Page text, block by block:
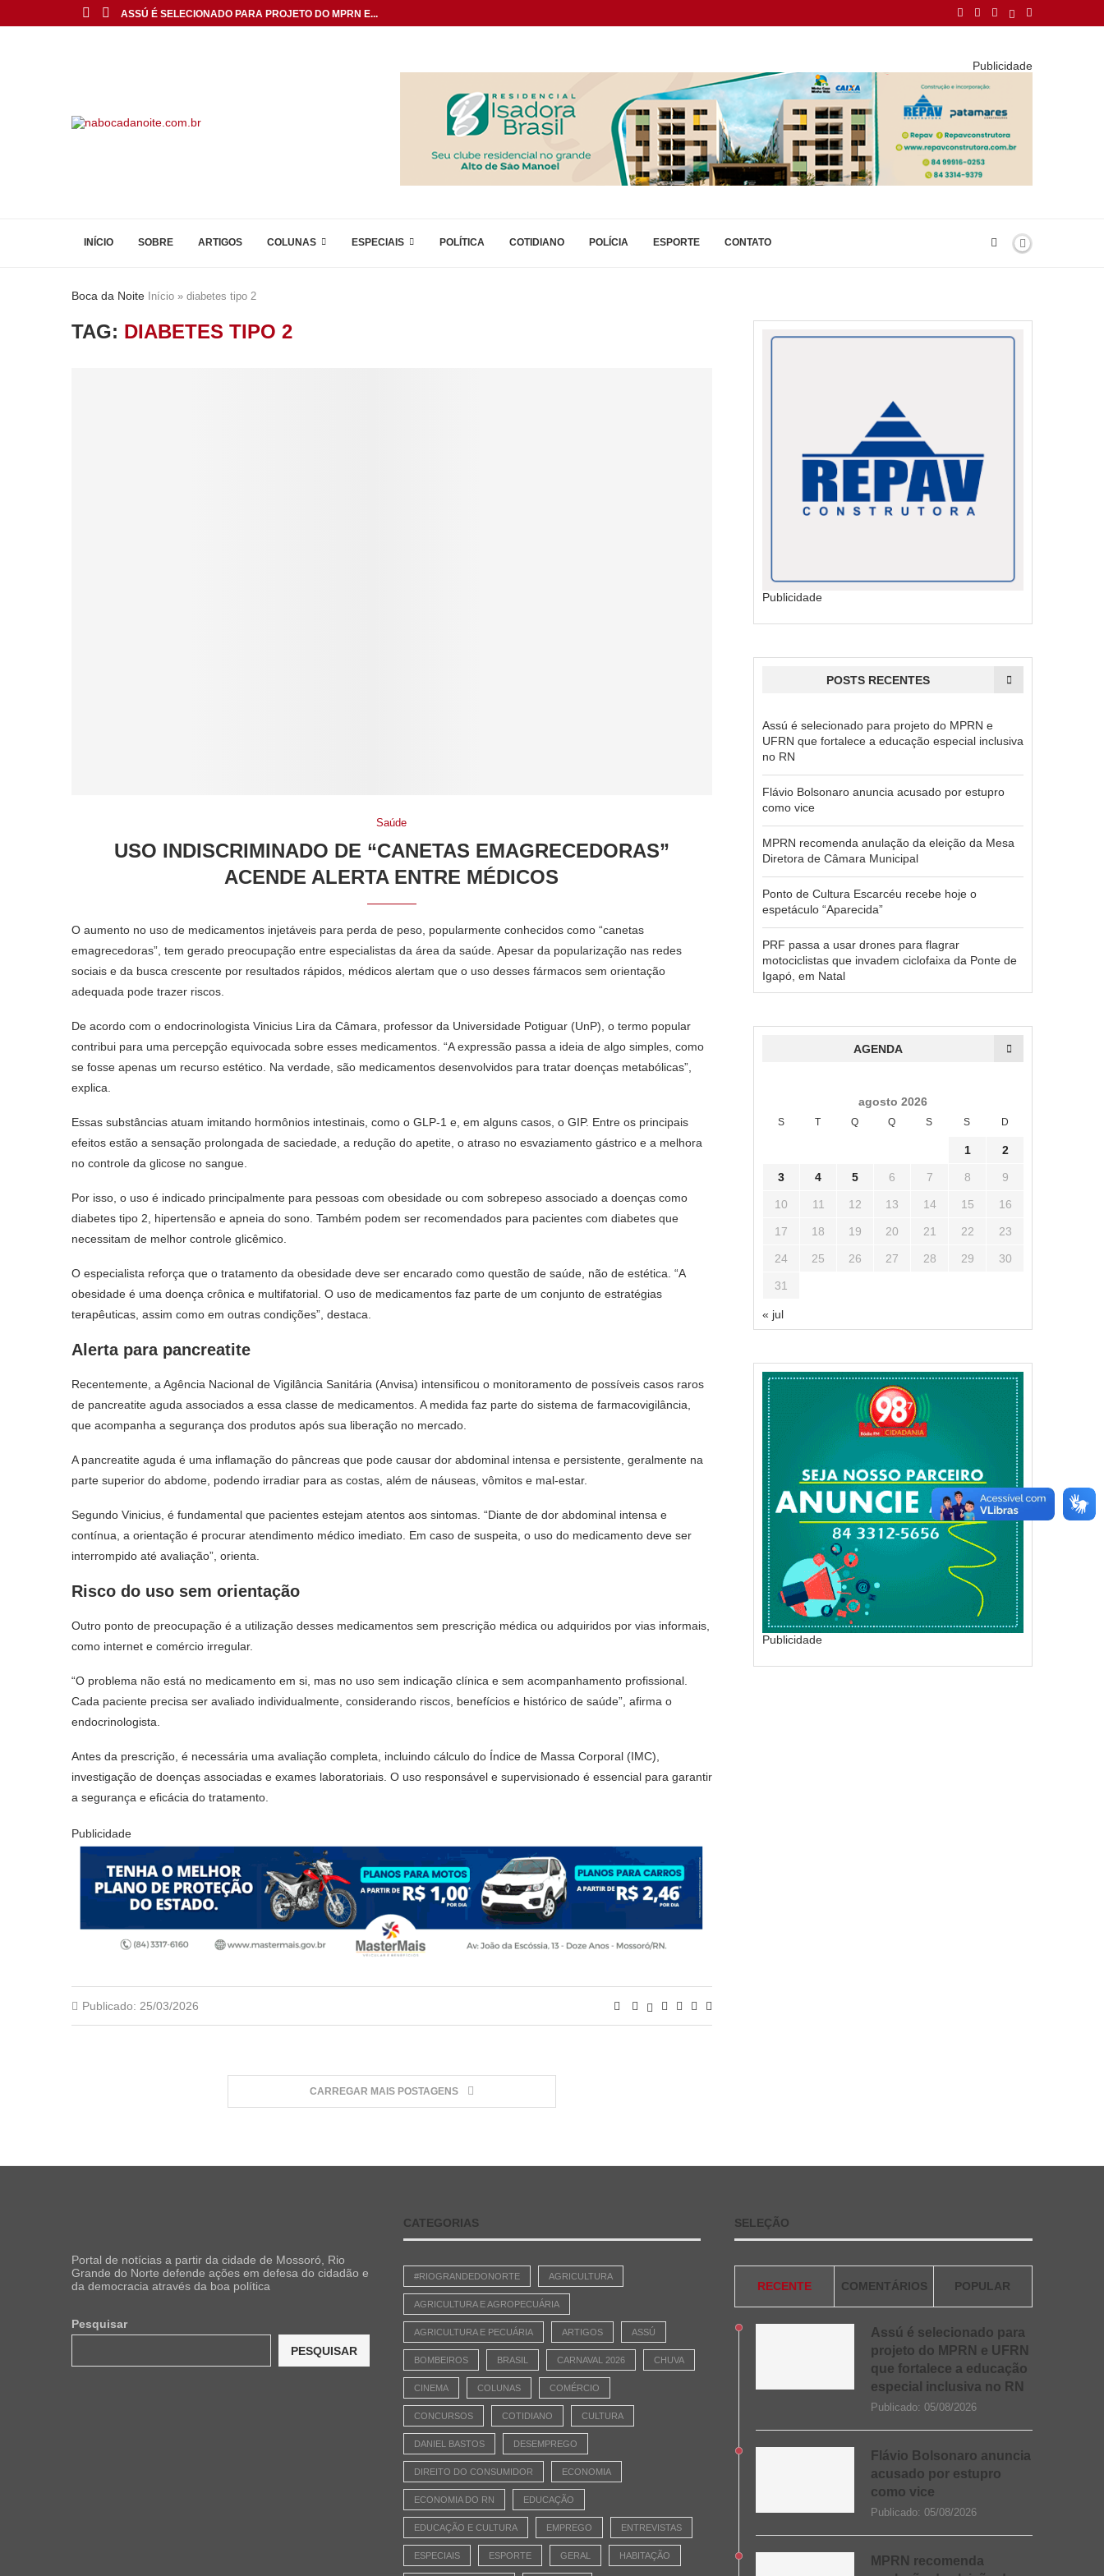
ASSÚ É SELECIONADO PARA PROJETO DO MPRN E...
Publicidade
INÍCIO SOBRE ARTIGOS COLUNAS ESPECIAIS POLÍTICA COTIDIANO POLÍCIA ESPORTE CONTATO
Boca da Noite Início » diabetes tipo 2
TAG: DIABETES TIPO 2
Saúde
USO INDISCRIMINADO DE “CANETAS EMAGRECEDORAS”
ACENDE ALERTA ENTRE MÉDICOS
O aumento no uso de medicamentos injetáveis para perda de peso, popularmente conhecidos como “canetas
emagrecedoras”, tem gerado preocupação entre especialistas da área da saúde. Apesar da popularização nas redes
sociais e da busca crescente por resultados rápidos, médicos alertam que o uso desses fármacos sem orientação
adequada pode trazer riscos.
De acordo com o endocrinologista Vinicius Lira da Câmara, professor da Universidade Potiguar (UnP), o termo popular
contribui para uma percepção equivocada sobre esses medicamentos. “A expressão passa a ideia de algo simples, como
se fosse apenas um recurso estético. Na verdade, são medicamentos desenvolvidos para tratar doenças metabólicas”,
explica.
Essas substâncias atuam imitando hormônios intestinais, como o GLP-1 e, em alguns casos, o GIP. Entre os principais
efeitos estão a sensação prolongada de saciedade, a redução do apetite, o atraso no esvaziamento gástrico e a melhora
no controle da glicose no sangue.
Por isso, o uso é indicado principalmente para pessoas com obesidade ou com sobrepeso associado a doenças como
diabetes tipo 2, hipertensão e apneia do sono. Também podem ser recomendados para pacientes com diabetes que
necessitam de melhor controle glicêmico.
O especialista reforça que o tratamento da obesidade deve ser encarado como questão de saúde, não de estética. “A
obesidade é uma doença crônica e multifatorial. O uso de medicamentos faz parte de um conjunto de estratégias
terapêuticas, assim como em outras condições”, destaca.
Alerta para pancreatite
Recentemente, a Agência Nacional de Vigilância Sanitária (Anvisa) intensificou o monitoramento de possíveis casos raros
de pancreatite aguda associados a essa classe de medicamentos. A medida faz parte do sistema de farmacovigilância,
que acompanha a segurança dos produtos após sua liberação no mercado.
A pancreatite aguda é uma inflamação do pâncreas que pode causar dor abdominal intensa e persistente, geralmente na
parte superior do abdome, podendo irradiar para as costas, além de náuseas, vômitos e mal-estar.
Segundo Vinicius, é fundamental que pacientes estejam atentos aos sintomas. “Diante de dor abdominal intensa e
contínua, a orientação é procurar atendimento médico imediato. Em caso de suspeita, o uso do medicamento deve ser
interrompido até avaliação”, orienta.
Risco do uso sem orientação
Outro ponto de preocupação é a utilização desses medicamentos sem prescrição médica ou adquiridos por vias informais,
como internet e comércio irregular.
“O problema não está no medicamento em si, mas no uso sem indicação clínica e sem acompanhamento profissional.
Cada paciente precisa ser avaliado individualmente, considerando riscos, benefícios e histórico de saúde”, afirma o
endocrinologista.
Antes da prescrição, é necessária uma avaliação completa, incluindo cálculo do Índice de Massa Corporal (IMC),
investigação de doenças associadas e exames laboratoriais. O uso responsável e supervisionado é essencial para garantir
a segurança e eficácia do tratamento.
Publicidade
Publicado: 25/03/2026
CARREGAR MAIS POSTAGENS
Publicidade
POSTS RECENTES
Assú é selecionado para projeto do MPRN e
UFRN que fortalece a educação especial inclusiva
no RN
Flávio Bolsonaro anuncia acusado por estupro
como vice
MPRN recomenda anulação da eleição da Mesa
Diretora de Câmara Municipal
Ponto de Cultura Escarcéu recebe hoje o
espetáculo “Aparecida”
PRF passa a usar drones para flagrar
motociclistas que invadem ciclofaixa da Ponte de
Igapó, em Natal
AGENDA
agosto 2026
S T Q Q S S D
1 2
3 4 5 6 7 8 9
10 11 12 13 14 15 16
17 18 19 20 21 22 23
24 25 26 27 28 29 30
31
« jul
Publicidade
Portal de notícias a partir da cidade de Mossoró, Rio
Grande do Norte defende ações em defesa do cidadão e
da democracia através da boa política
Pesquisar
PESQUISAR
CATEGORIAS
#RIOGRANDEDONORTE AGRICULTURA
AGRICULTURA E AGROPECUÁRIA
AGRICULTURA E PECUÁRIA ARTIGOS ASSÚ
BOMBEIROS BRASIL CARNAVAL 2026 CHUVA
CINEMA COLUNAS COMÉRCIO
CONCURSOS COTIDIANO CULTURA
DANIEL BASTOS DESEMPREGO
DIREITO DO CONSUMIDOR ECONOMIA
ECONOMIA DO RN EDUCAÇÃO
EDUCAÇÃO E CULTURA EMPREGO ENTREVISTAS
ESPECIAIS ESPORTE GERAL HABITAÇÃO
SELEÇÃO
RECENTE COMENTÁRIOS POPULAR
Assú é selecionado para
projeto do MPRN e UFRN
que fortalece a educação
especial inclusiva no RN
Publicado: 05/08/2026
Flávio Bolsonaro anuncia
acusado por estupro
como vice
Publicado: 05/08/2026
MPRN recomenda